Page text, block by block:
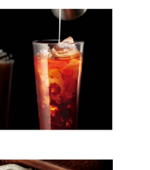
ประเทศญี่ปุ่น
เที่ยวญี่ปุ่นด้ว
เอง